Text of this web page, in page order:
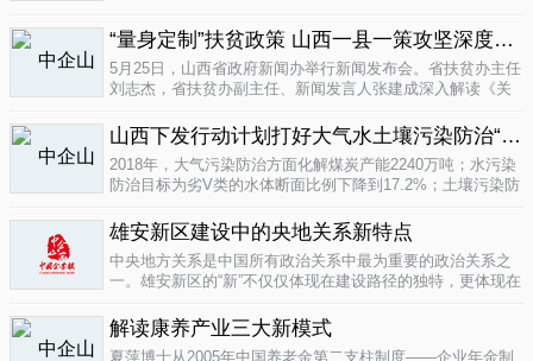
见》。...
“量身定制”扶贫政策 山西一县一策攻坚深度贫困
5月25日，山西省政府新闻办举行新闻发布会。省扶贫办主任
刘志杰，省扶贫办副主任、新闻发言人张建成深入解读《关
问。据了解...
04-12
山西下发行动计划打好大气水土壤污染防治“三战役”
2018年，大气污染防治方面化解煤炭产能2240万吨；水污染
防治目标为劣V类的水体断面比例下降到17.2%；土壤污染防
记者从山...
雄安新区建设中的央地关系新特点
中央地方关系是中国所有政治关系中最为重要的政治关系之
一。雄安新区的“新”不仅仅体现在建设路径的独特，更体现在
解读康养产业三大新模式
夏萍博士从2005年中国养老金第二支柱制度——企业年金制